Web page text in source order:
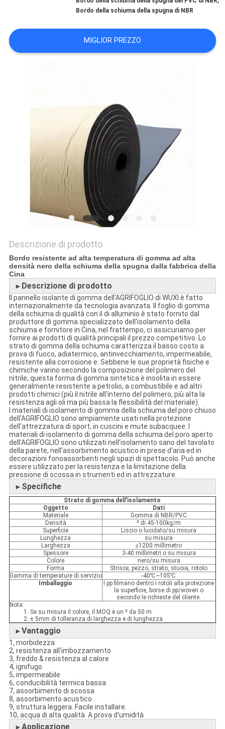
MAPPA
DEL
Bordo della schiuma della spugna di NBR
MIGLIOR PREZZO
Descrizione di prodotto
Bordo resistente ad alta temperatura di gomma ad alta
densità nero della schiuma della spugna dalla fabbrica della
Cina
► Descrizione di prodotto
Il pannello isolante di gomma dell'AGRIFOGLIO di WUXI è fatto
internazionalmente da tecnologia avanzata. Il foglio di gomma
della schiuma di qualità con il di alluminio è stato fornito dal
produttore di gomma specializzato dell'isolamento della
schiuma e fornitore in Cina, nel frattempo, ci assicuriamo per
fornire ai prodotti di qualità principali il prezzo competitivo. Lo
strato di gomma della schiuma caratterizza il basso costo a
prova di fuoco, adiatermico, antinvecchiamento, impermeabile,
resistente alla corrosione e. Sebbene le sue proprietà fisiche e
chimiche varino secondo la composizione del polimero del
nitrile, questa forma di gomma sintetica è insolita in essere
generalmente resistente a petrolio, a combustibile e ad altri
prodotti chimici (più il nitrile all'interno del polimero, più alta la
resistenza agli oli ma più bassa la flessibilità del materiale).
I materiali di isolamento di gomma della schiuma del poro chiuso
dell'AGRIFOGLIO sono ampiamente usati nella protezione
dell'attrezzatura di sport, in cuscini e mute subacquee. I
materiali di isolamento di gomma della schiuma del poro aperto
dell'AGRIFOGLIO sono utilizzati nell'isolamento sano del tavolato
della parete, nell'assorbimento acustico in prese d'aria ed in
decorazioni fonoassorbenti negli spazi di spettacolo. Può anche
essere utilizzato per la resistenza e la limitazione della
pressione di scossa in strumenti ed in attrezzature.
► Specifiche
Strato di gomma dell'isolamento
Oggetto
Dati
Materiale
Gomma di NBR/PVC
Densità
³ di 45-100kg/m
Superficie
Liscio o lucidato/su misura
Lunghezza
su misura
Larghezza
≤1200 millimetro
Spessore
3-40 millimetri o su misura
Colore
nero/su misura
Forma
Strisce, pezzo, strato, stuoia, rotolo
Gamma di temperature di servizio
-40℃~105℃
Imballaggio
I pp filmano dentro i rotoli alla protezione
la superficie, borse di pp/woven o
secondo le richieste del cliente.
Nota:
1. Se su misura il colore, il MOQ è un ³ da 50 m.
2. ± 5mm di tolleranza di larghezza e di lunghezza
►Vantaggio
1, morbidezza
2, resistenza all'imbozzamento
3, freddo & resistenza al calore
4, ignifugo
5, impermeabile
6, conducibilità termica bassa
7, assorbimento di scossa
8, assorbimento acustico
9, struttura leggera. Facile installare.
10, acqua di alta qualità. A prova d'umidità
►Applicazione